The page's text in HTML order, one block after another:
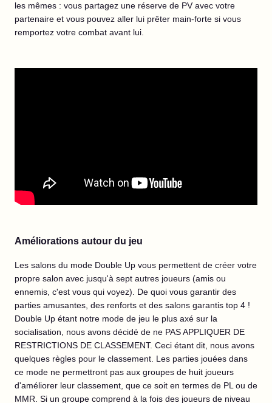
les mêmes : vous partagez une réserve de PV avec votre
partenaire et vous pouvez aller lui prêter main-forte si vous
remportez votre combat avant lui.
Améliorations autour du jeu
Les salons du mode Double Up vous permettent de créer votre
propre salon avec jusqu'à sept autres joueurs (amis ou
ennemis, c'est vous qui voyez). De quoi vous garantir des
parties amusantes, des renforts et des salons garantis top 4 !
Double Up étant notre mode de jeu le plus axé sur la
socialisation, nous avons décidé de ne PAS APPLIQUER DE
RESTRICTIONS DE CLASSEMENT. Ceci étant dit, nous avons
quelques règles pour le classement. Les parties jouées dans
ce mode ne permettront pas aux groupes de huit joueurs
d'améliorer leur classement, que ce soit en termes de PL ou de
MMR. Si un groupe comprend à la fois des joueurs de niveau